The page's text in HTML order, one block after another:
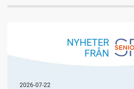
NYHETER
FRÅN
2026-07-22